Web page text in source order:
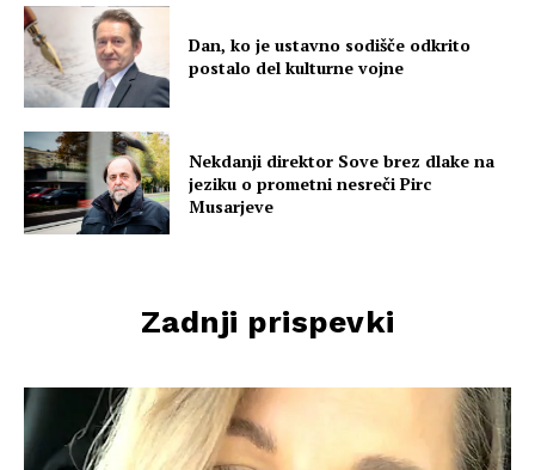
Dan, ko je ustavno sodišče odkrito
postalo del kulturne vojne
Nekdanji direktor Sove brez dlake na
jeziku o prometni nesreči Pirc
Musarjeve
Zadnji prispevki